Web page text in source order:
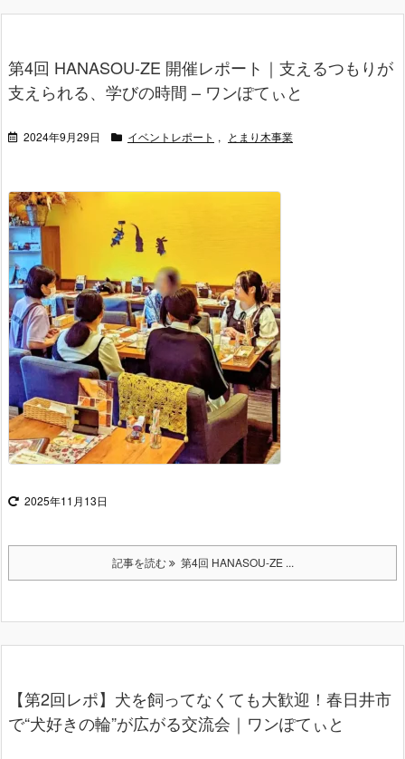
第4回 HANASOU-ZE 開催レポート｜支えるつもりが
支えられる、学びの時間 – ワンぽてぃと
2024年9月29日 イベントレポート , とまり木事業
2025年11月13日
記事を読む 第4回 HANASOU-ZE ...
【第2回レポ】犬を飼ってなくても大歓迎！春日井市
で“犬好きの輪”が広がる交流会｜ワンぽてぃと